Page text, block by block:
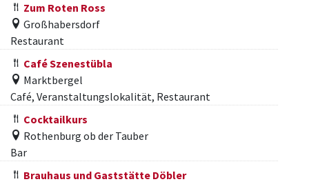
Zum Roten Ross
Großhabersdorf
Restaurant
Café Szenestübla
Marktbergel
Café, Veranstaltungslokalität, Restaurant
Cocktailkurs
Rothenburg ob der Tauber
Bar
Brauhaus und Gaststätte Döbler